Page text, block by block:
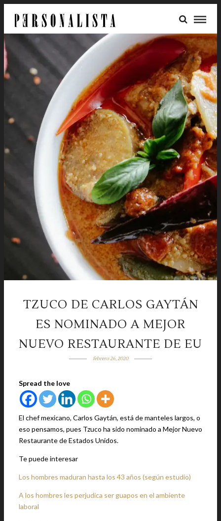
TZUCO DE CARLOS GAYTÁN
ES NOMINADO A MEJOR
NUEVO RESTAURANTE DE EU
febrero 26, 2020
Spread the love
El chef mexicano, Carlos Gaytán, está de manteles largos, o
eso pensamos, pues Tzuco ha sido nominado a Mejor Nuevo
Restaurante de Estados Unidos.
Te puede interesar
Los hombres maduran hasta los 43 años (según estudio)
A los hombres les perjudica ser guapos en el ambiente
laboral